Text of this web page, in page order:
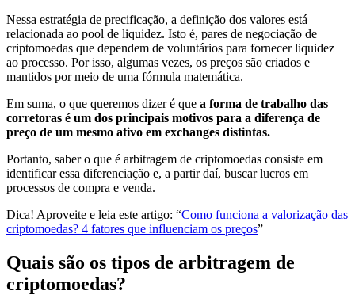
Nessa estratégia de precificação, a definição dos valores está
relacionada ao pool de liquidez. Isto é, pares de negociação de
criptomoedas que dependem de voluntários para fornecer liquidez
ao processo. Por isso, algumas vezes, os preços são criados e
mantidos por meio de uma fórmula matemática.
Em suma, o que queremos dizer é que a forma de trabalho das
corretoras é um dos principais motivos para a diferença de
preço de um mesmo ativo em exchanges distintas.
Portanto, saber o que é arbitragem de criptomoedas consiste em
identificar essa diferenciação e, a partir daí, buscar lucros em
processos de compra e venda.
Dica! Aproveite e leia este artigo: “Como funciona a valorização das
criptomoedas? 4 fatores que influenciam os preços”
Quais são os tipos de arbitragem de
criptomoedas?